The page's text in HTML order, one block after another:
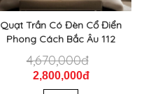
Quạt Trần Có Đèn Cổ Điển
Phong Cách Bắc Âu 112
4,670,000đ
2,800,000đ